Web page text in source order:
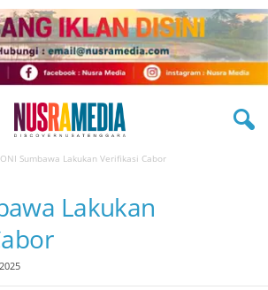
Sumbawa Lakukan Verifikasi Cabor
Lakukan